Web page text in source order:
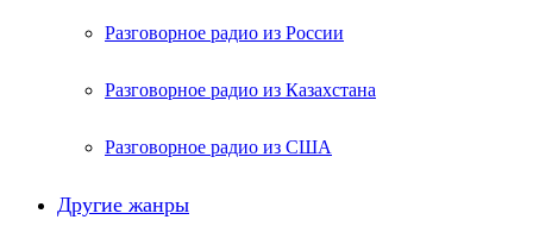
Разговорное радио из России
Разговорное радио из Казахстана
Разговорное радио из США
Другие жанры